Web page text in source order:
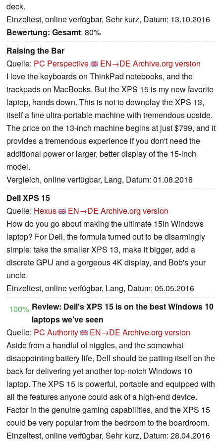
deck.
Einzeltest, online verfügbar, Sehr kurz, Datum: 13.10.2016
Bewertung: Gesamt: 80%
Raising the Bar
Quelle: PC Perspective EN→DE Archive.org version
I love the keyboards on ThinkPad notebooks, and the
trackpads on MacBooks. But the XPS 15 is my new favorite
laptop, hands down. This is not to downplay the XPS 13,
itself a fine ultra-portable machine with tremendous upside.
The price on the 13-inch machine begins at just $799, and it
provides a tremendous experience if you don't need the
additional power or larger, better display of the 15-inch
model.
Vergleich, online verfügbar, Lang, Datum: 01.08.2016
Dell XPS 15
Quelle: Hexus EN→DE Archive.org version
How do you go about making the ultimate 15in Windows
laptop? For Dell, the formula turned out to be disarmingly
simple: take the smaller XPS 13, make it bigger, add a
discrete GPU and a gorgeous 4K display, and Bob's your
uncle.
Einzeltest, online verfügbar, Lang, Datum: 05.05.2016
100% Review: Dell's XPS 15 is on the best Windows 10
laptops we've seen
Quelle: PC Authority EN→DE Archive.org version
Aside from a handful of niggles, and the somewhat
disappointing battery life, Dell should be patting itself on the
back for delivering yet another top-notch Windows 10
laptop. The XPS 15 is powerful, portable and equipped with
all the features anyone could ask of a high-end device.
Factor in the genuine gaming capabilities, and the XPS 15
could be very popular from the bedroom to the boardroom.
Einzeltest, online verfügbar, Sehr kurz, Datum: 28.04.2016